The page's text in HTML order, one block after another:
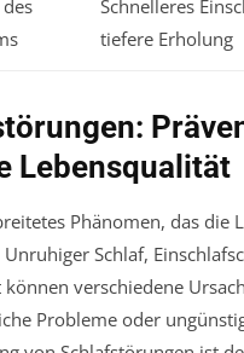
Schnelleres
tiefere Erholung
Lebensqualität
Phänomen, das die
Schlaf,
verschiedene
Probleme oder